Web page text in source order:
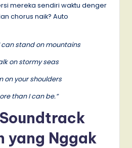
mereka sendiri waktu denger
chorus naik? Auto
can stand on mountains
on stormy seas
on your shoulders
than I can be.”
yang Nggak